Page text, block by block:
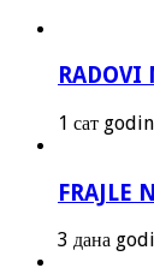
RADOVI
1 сат
FRAJLE
3 дана